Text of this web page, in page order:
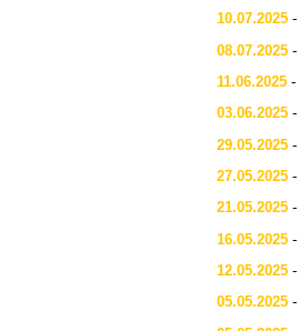
10.07.2025 -
08.07.2025 -
11.06.2025 -
03.06.2025 -
29.05.2025 -
27.05.2025 -
21.05.2025 -
16.05.2025 -
12.05.2025 -
05.05.2025 -